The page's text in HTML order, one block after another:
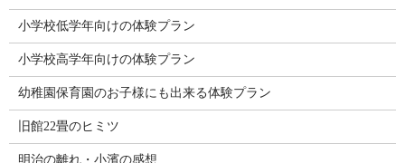
小学校低学年向けの体験プラン
小学校高学年向けの体験プラン
幼稚園保育園のお子様にも出来る体験プラン
旧館22畳のヒミツ
明治の離れ・小濱の感想